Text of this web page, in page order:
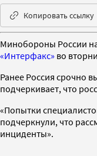
Копировать ссылку
Минобороны России
«Интерфакс» во
Ранее Россия срочно
подчеркивает, что
«Попытки
подчеркнули, что
инциденты».